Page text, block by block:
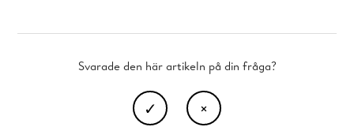
Svarade den här artikeln på din fråga?